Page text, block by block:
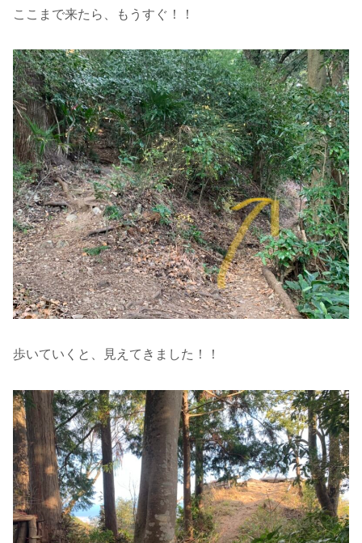
ここまで来たら、もうすぐ！！
歩いていくと、見えてきました！！